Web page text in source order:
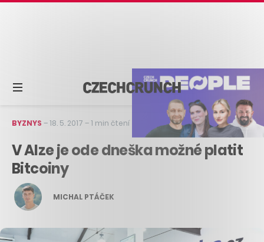
BYZNYS –18. 5. 2017 –1 min čtení
V Alze je ode dneška možné platit
Bitcoiny
MICHAL PTÁČEK